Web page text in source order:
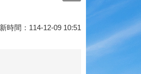
時間：114-12-09 10:51